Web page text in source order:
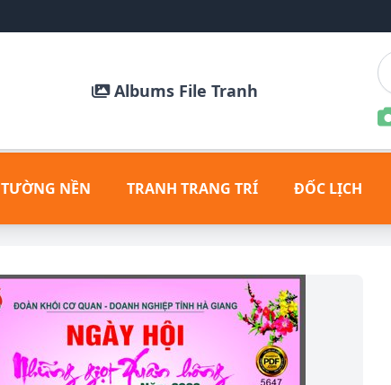
Albums File Tranh
TƯỜNG NỀN TRANH TRANG TRÍ ĐỐC LỊCH